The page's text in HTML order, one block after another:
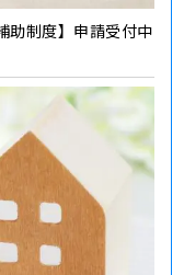
助制度】申請受付中